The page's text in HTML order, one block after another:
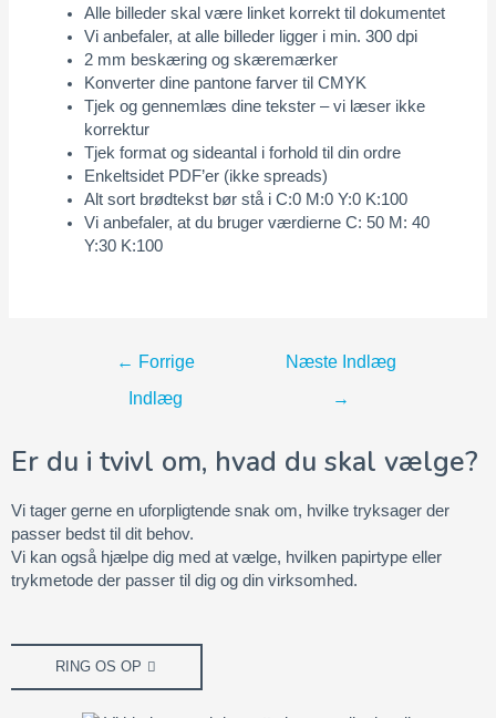
Alle billeder skal være linket korrekt til dokumentet
Vi anbefaler, at alle billeder ligger i min. 300 dpi
2 mm beskæring og skæremærker
Konverter dine pantone farver til CMYK
Tjek og gennemlæs dine tekster – vi læser ikke
korrektur
Tjek format og sideantal i forhold til din ordre
Enkeltsidet PDF’er (ikke spreads)
Alt sort brødtekst bør stå i C:0 M:0 Y:0 K:100
Vi anbefaler, at du bruger værdierne C: 50 M: 40
Y:30 K:100
← Forrige
Indlæg
Næste Indlæg
→
Er du i tvivl om, hvad du skal vælge?
Vi tager gerne en uforpligtende snak om, hvilke tryksager der
passer bedst til dit behov.
Vi kan også hjælpe dig med at vælge, hvilken papirtype eller
trykmetode der passer til dig og din virksomhed.
RING OS OP